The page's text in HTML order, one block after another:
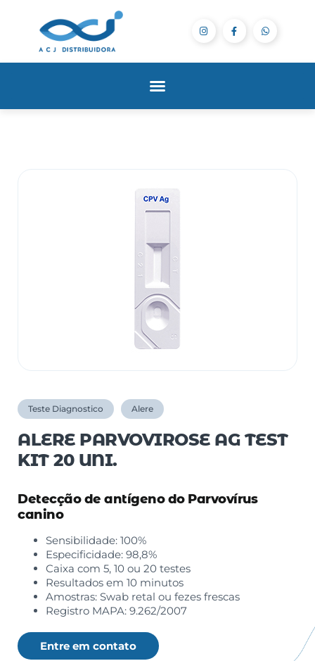
Teste Diagnostico Alere
ALERE PARVOVIROSE AG TEST
KIT 20 UNI.
Detecção de antígeno do Parvovírus
canino
Sensibilidade: 100%
Especificidade: 98,8%
Caixa com 5, 10 ou 20 testes
Resultados em 10 minutos
Amostras: Swab retal ou fezes frescas
Registro MAPA: 9.262/2007
Entre em contato